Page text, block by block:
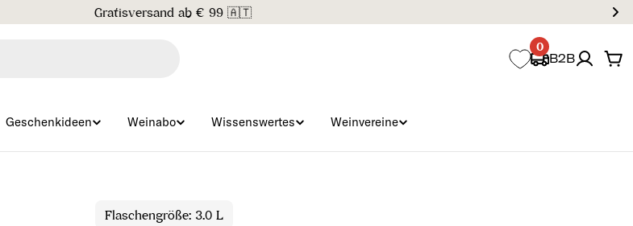
Gratisversand ab € 99 🇦🇹
0
B2B
Geschenkideen Weinabo Wissenswertes Weinvereine
Flaschengröße: 3.0 L